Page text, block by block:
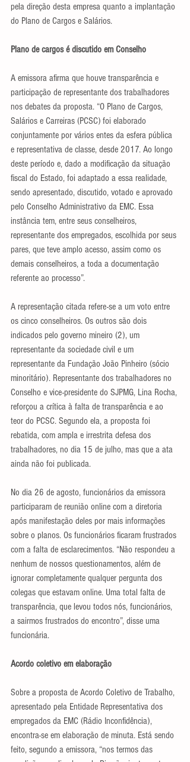
pela direção desta empresa quanto a implantação
do Plano de Cargos e Salários.
Plano de cargos é discutido em Conselho
A emissora afirma que houve transparência e
participação de representante dos trabalhadores
nos debates da proposta. “O Plano de Cargos,
Salários e Carreiras (PCSC) foi elaborado
conjuntamente por vários entes da esfera pública
e representativa de classe, desde 2017. Ao longo
deste período e, dado a modificação da situação
fiscal do Estado, foi adaptado a essa realidade,
sendo apresentado, discutido, votado e aprovado
pelo Conselho Administrativo da EMC. Essa
instância tem, entre seus conselheiros,
representante dos empregados, escolhida por seus
pares, que teve amplo acesso, assim como os
demais conselheiros, a toda a documentação
referente ao processo”.
A representação citada refere-se a um voto entre
os cinco conselheiros. Os outros são dois
indicados pelo governo mineiro (2), um
representante da sociedade civil e um
representante da Fundação João Pinheiro (sócio
minoritário). Representante dos trabalhadores no
Conselho e vice-presidente do SJPMG, Lina Rocha,
reforçou a crítica à falta de transparência e ao
teor do PCSC. Segundo ela, a proposta foi
rebatida, com ampla e irrestrita defesa dos
trabalhadores, no dia 15 de julho, mas que a ata
ainda não foi publicada.
No dia 26 de agosto, funcionários da emissora
participaram de reunião online com a diretoria
após manifestação deles por mais informações
sobre o planos. Os funcionários ficaram frustrados
com a falta de esclarecimentos. “Não respondeu a
nenhum de nossos questionamentos, além de
ignorar completamente qualquer pergunta dos
colegas que estavam online. Uma total falta de
transparência, que levou todos nós, funcionários,
a sairmos frustrados do encontro”, disse uma
funcionária.
Acordo coletivo em elaboração
Sobre a proposta de Acordo Coletivo de Trabalho,
apresentado pela Entidade Representativa dos
empregados da EMC (Rádio Inconfidência),
encontra-se em elaboração de minuta. Está sendo
feito, segundo a emissora, “nos termos das